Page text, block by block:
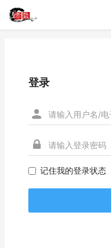
登录
记住我的登录状态